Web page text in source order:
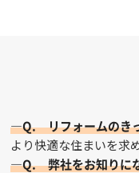
—Q. リフォームのき
より快適な住まいを求
—Q. 弊社をお知りに